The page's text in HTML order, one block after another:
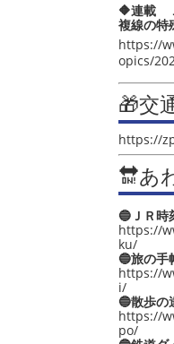
🔶連載
複線の特
https://
opics/
🎁交
https://
🔛あ
🔵ＪＲ時
https://
ku/
🔵旅の手
https://
i/
🔵散歩の
https://
po/